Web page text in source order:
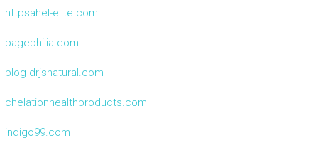
httpsahel-elite.com
pagephilia.com
blog-drjsnatural.com
chelationhealthproducts.com
indigo99.com